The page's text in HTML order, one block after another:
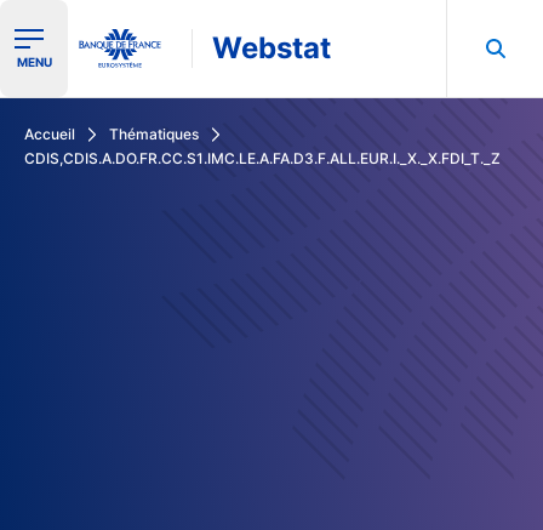
Ouvrir le menu de navigation
MENU Webstat
Accueil
Thématiques
CDIS,CDIS.A.DO.FR.CC.S1.IMC.LE.A.FA.D3.F.ALL.EUR.I._X._X.FDI_T._Z